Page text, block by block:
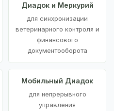
Диадок и Меркурий
для синхронизации
ветеринарного контроля и
финансового
документооборота
Мобильный Диадок
для непрерывного
управления